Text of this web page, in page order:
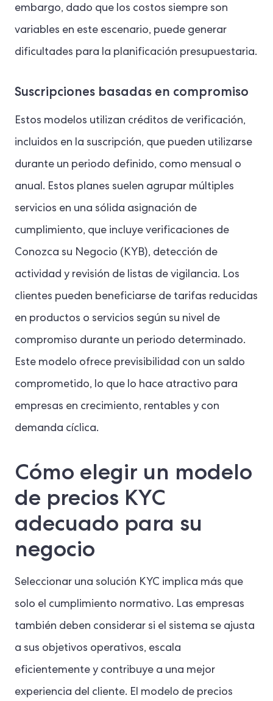
embargo, dado que los costos siempre son
variables en este escenario, puede generar
dificultades para la planificación presupuestaria.
Suscripciones basadas en compromiso
Estos modelos utilizan créditos de verificación,
incluidos en la suscripción, que pueden utilizarse
durante un periodo definido, como mensual o
anual. Estos planes suelen agrupar múltiples
servicios en una sólida asignación de
cumplimiento, que incluye verificaciones de
Conozca su Negocio (KYB), detección de
actividad y revisión de listas de vigilancia. Los
clientes pueden beneficiarse de tarifas reducidas
en productos o servicios según su nivel de
compromiso durante un periodo determinado.
Este modelo ofrece previsibilidad con un saldo
comprometido, lo que lo hace atractivo para
empresas en crecimiento, rentables y con
demanda cíclica.
Cómo elegir un modelo
de precios KYC
adecuado para su
negocio
Seleccionar una solución KYC implica más que
solo el cumplimiento normativo. Las empresas
también deben considerar si el sistema se ajusta
a sus objetivos operativos, escala
eficientemente y contribuye a una mejor
experiencia del cliente. El modelo de precios